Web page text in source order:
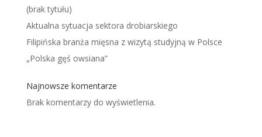
(brak tytułu)
Aktualna sytuacja sektora drobiarskiego
Filipińska branża mięsna z wizytą studyjną w Polsce
„Polska gęś owsiana”
Najnowsze komentarze
Brak komentarzy do wyświetlenia.